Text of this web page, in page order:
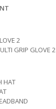
2
GRIP GLOVE 2
HAT